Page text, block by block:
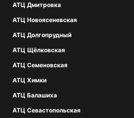
АТЦ Дмитровка
АТЦ Новоясеневская
АТЦ Долгопрудный
АТЦ Щёлковская
АТЦ Семеновская
АТЦ Химки
АТЦ Балашиха
АТЦ Севастопольская